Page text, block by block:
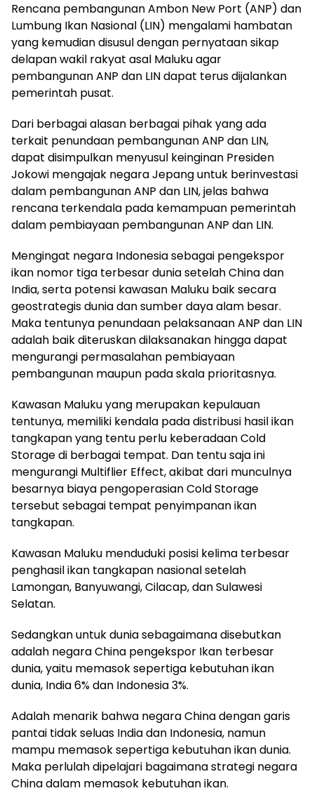
Rencana pembangunan Ambon New Port (ANP) dan
Lumbung Ikan Nasional (LIN) mengalami hambatan
yang kemudian disusul dengan pernyataan sikap
delapan wakil rakyat asal Maluku agar
pembangunan ANP dan LIN dapat terus dijalankan
pemerintah pusat.
Dari berbagai alasan berbagai pihak yang ada
terkait penundaan pembangunan ANP dan LIN,
dapat disimpulkan menyusul keinginan Presiden
Jokowi mengajak negara Jepang untuk berinvestasi
dalam pembangunan ANP dan LIN, jelas bahwa
rencana terkendala pada kemampuan pemerintah
dalam pembiayaan pembangunan ANP dan LIN.
Mengingat negara Indonesia sebagai pengekspor
ikan nomor tiga terbesar dunia setelah China dan
India, serta potensi kawasan Maluku baik secara
geostrategis dunia dan sumber daya alam besar.
Maka tentunya penundaan pelaksanaan ANP dan LIN
adalah baik diteruskan dilaksanakan hingga dapat
mengurangi permasalahan pembiayaan
pembangunan maupun pada skala prioritasnya.
Kawasan Maluku yang merupakan kepulauan
tentunya, memiliki kendala pada distribusi hasil ikan
tangkapan yang tentu perlu keberadaan Cold
Storage di berbagai tempat. Dan tentu saja ini
mengurangi Multiflier Effect, akibat dari munculnya
besarnya biaya pengoperasian Cold Storage
tersebut sebagai tempat penyimpanan ikan
tangkapan.
Kawasan Maluku menduduki posisi kelima terbesar
penghasil ikan tangkapan nasional setelah
Lamongan, Banyuwangi, Cilacap, dan Sulawesi
Selatan.
Sedangkan untuk dunia sebagaimana disebutkan
adalah negara China pengekspor Ikan terbesar
dunia, yaitu memasok sepertiga kebutuhan ikan
dunia, India 6% dan Indonesia 3%.
Adalah menarik bahwa negara China dengan garis
pantai tidak seluas India dan Indonesia, namun
mampu memasok sepertiga kebutuhan ikan dunia.
Maka perlulah dipelajari bagaimana strategi negara
China dalam memasok kebutuhan ikan.